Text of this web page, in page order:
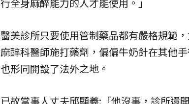
醫美診所只要使用管制藥品都有嚴格規範
麻醉科醫師施打藥劑，偏偏牛奶針在其他
也形同開設了法外之地。
已故當事人丈夫邱顯義:「他沒事，診所還